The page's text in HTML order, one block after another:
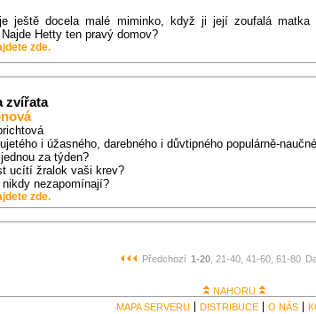
je ještě docela malé miminko, když ji její zoufalá
Hetty ten pravý domov?
zde.
zvířata
i úžasného, darebného i důvtipného populárně-
za týden?
ucítí žralok vaši krev?
nezapomínají?
zde.
Předchozí 1-20, 21-40, 41-60, 61-80
NAHORU
MAPA SERVERU
DISTRIBUCE O NÁS